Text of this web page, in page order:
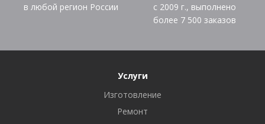
в любой регион России
с 2009 г., выполнено
более 7 500 заказов
Услуги
Изготовление
Ремонт